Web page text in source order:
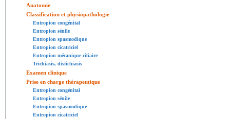
Anatomie
Classification et physiopathologie
Entropion congénital
Entropion sénile
Entropion spasmodique
Entropion cicatriciel
Entropion mécanique ciliaire
Trichiasis, distichiasis
Examen clinique
Prise en charge thérapeutique
Entropion congénital
Entropion sénile
Entropion spasmodique
Entropion cicatriciel